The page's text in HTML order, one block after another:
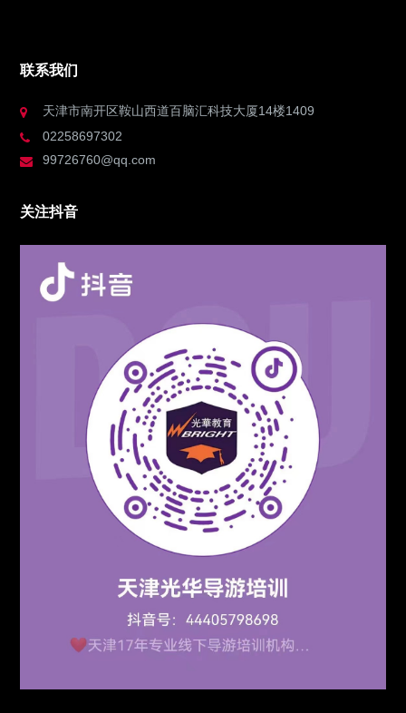
联系我们
天津市南开区鞍山西道百脑汇科技大厦14楼1409
02258697302
99726760@qq.com
关注抖音